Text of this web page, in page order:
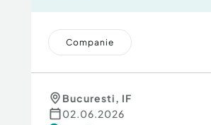
Companie
Bucuresti, IF
02.06.2026